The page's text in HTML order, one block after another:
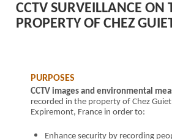
CCTV SURVEILLANCE ON
PROPERTY OF CHEZ
PURPOSES
CCTV images and environmental
recorded in the property of Chez
Expiremont, France in order to:
Enhance security by recording